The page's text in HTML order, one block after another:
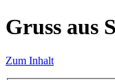
Gruss aus
Zum Inhalt